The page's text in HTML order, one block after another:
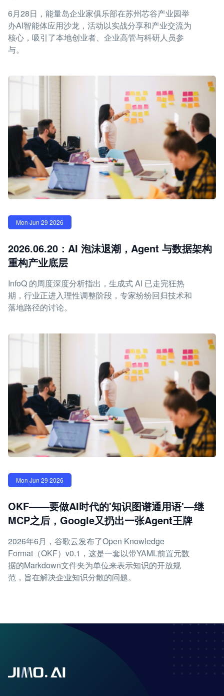
6月28日，能量岛企业家俱乐部在苏州芯谷产业园举
办AI智能体应用沙龙，活动以实战分享和产业交流为
核心，吸引了本地创业者、企业高管与科研人员参
与。
Mon Jun 29 2026
2026.06.20：AI 泡沫退潮，Agent 与数据架构
重构产业底层
InfoQ 的周度深度分析指出，生成式 AI 已走完狂热
期，行业正进入理性调整阶段，专家纷纷回归技术和
落地路径的讨论。
Mon Jun 29 2026
OKF——要做AI时代的'知识图谱通用语'—继
MCP之后，Google又扔出一张Agent王牌
2026年6月，谷歌云发布了Open Knowledge
Format（OKF）v0.1，这是一套以带YAML前置元数
据的Markdown文件夹为单位来表示知识的开放规
范，旨在解决企业知识分散的问题。